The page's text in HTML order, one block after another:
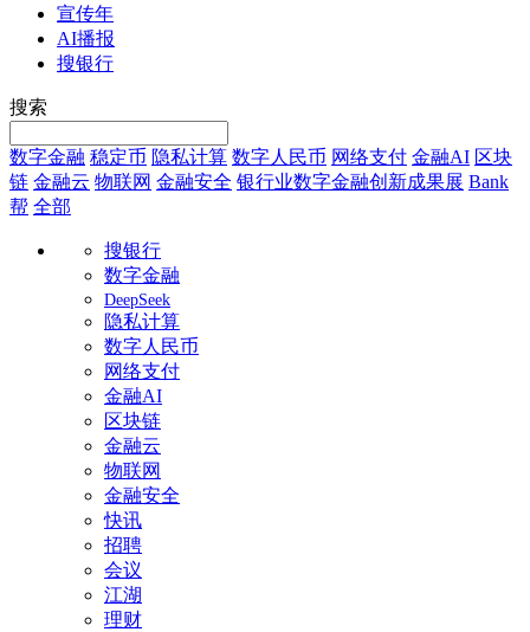
宣传年
AI播报
搜银行
搜索
数字金融 稳定币 隐私计算 数字人民币 网络支付 金融AI 区块
链 金融云 物联网 金融安全 银行业数字金融创新成果展 Bank
帮 全部
搜银行
数字金融
DeepSeek
隐私计算
数字人民币
网络支付
金融AI
区块链
金融云
物联网
金融安全
快讯
招聘
会议
江湖
理财